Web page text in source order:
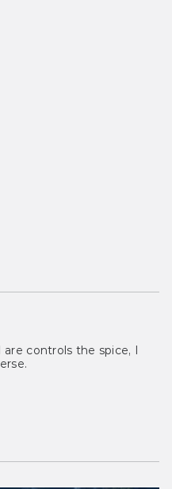
controls the spice, I